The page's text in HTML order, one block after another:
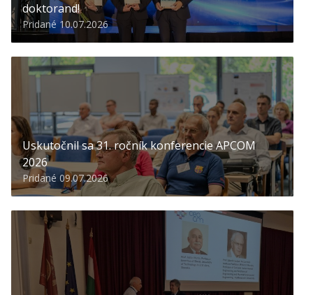
doktorand!
Pridané 10.07.2026
Uskutočnil sa 31. ročník konferencie APCOM
2026
Pridané 09.07.2026